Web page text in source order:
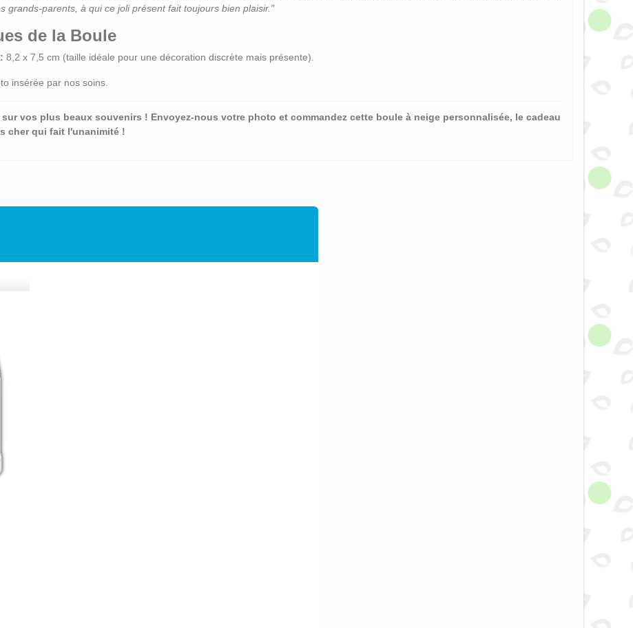
grands-parents, à qui ce joli présent fait toujours bien plaisir."
de la Boule
8,2 x 7,5 cm (taille idéale pour une décoration discrète mais présente).
insérée par nos soins.
vos plus beaux souvenirs ! Envoyez-nous votre photo et commandez cette boule à neige personnalisée, le cadeau
cher qui fait l'unanimité !